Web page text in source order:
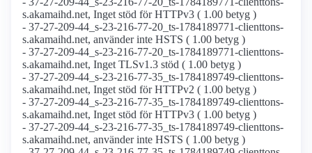
s.akamaihd.net, Inget stöd för HTTPv3 ( 1.00 betyg )
- 37-27-209-44_s-23-216-77-20_ts-1784189771-clienttons-
s.akamaihd.net, använder inte HSTS ( 1.00 betyg )
- 37-27-209-44_s-23-216-77-20_ts-1784189771-clienttons-
s.akamaihd.net, Inget TLSv1.3 stöd ( 1.00 betyg )
- 37-27-209-44_s-23-216-77-35_ts-1784189749-clienttons-
s.akamaihd.net, Inget stöd för HTTPv2 ( 1.00 betyg )
- 37-27-209-44_s-23-216-77-35_ts-1784189749-clienttons-
s.akamaihd.net, Inget stöd för HTTPv3 ( 1.00 betyg )
- 37-27-209-44_s-23-216-77-35_ts-1784189749-clienttons-
s.akamaihd.net, använder inte HSTS ( 1.00 betyg )